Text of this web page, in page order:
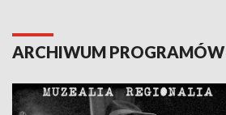
ARCHIWUM PROGRAMÓW